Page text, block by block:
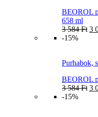
BEOROL
658 ml
3 584Ft 3
-15%
Purhabok,
BEOROL
3 584Ft 3
-15%